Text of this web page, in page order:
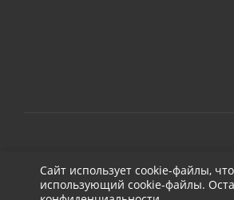
2026 © ДЕТЕЙЛИНГ-МАРКЕТ
Сайт использует cookie-файлы,
использующий cookie-файлы.